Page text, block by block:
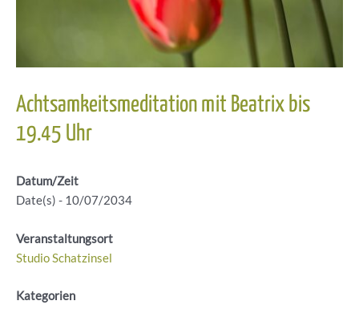
Achtsamkeitsmeditation mit Beatrix bis
19.45 Uhr
Datum/Zeit
Date(s) - 10/07/2034
Veranstaltungsort
Studio Schatzinsel
Kategorien